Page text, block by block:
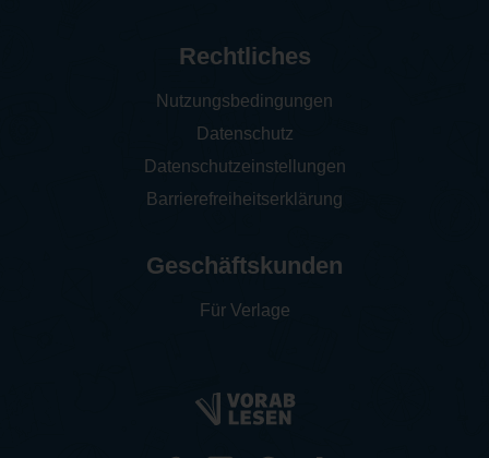
Rechtliches
Nutzungsbedingungen
Datenschutz
Datenschutzeinstellungen
Barrierefreiheitserklärung
Geschäftskunden
Für Verlage